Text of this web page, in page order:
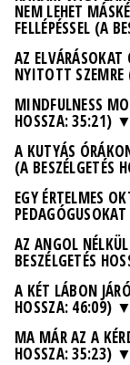
NEM LEHET
FELLÉPÉSSEL (A
AZ ELVÁRÁSOKAT
NYITOTT SZEMRE
MINDFULNESS
HOSSZA: 35:21)
A KUTYÁS
(A BESZÉLGETÉS
EGY ÉRTELMES
AZ ANGOL
BESZÉLGETÉS
A KÉT LÁBON
HOSSZA: 46:09)
MA MÁR AZ A
HOSSZA: 35:23)